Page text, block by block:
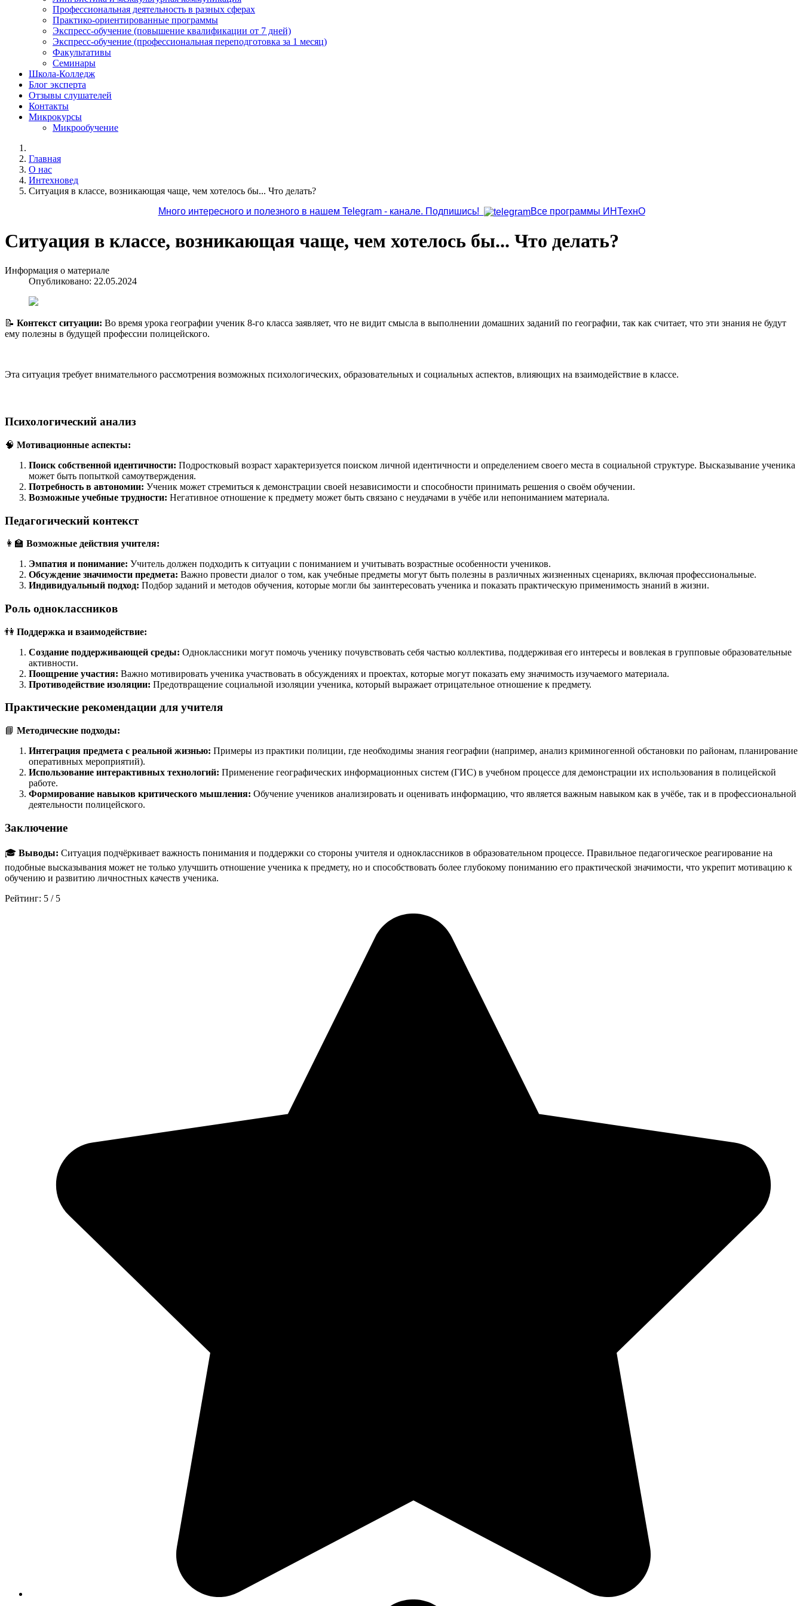
Профессиональная деятельность в разных сферах
Практико-ориентированные программы
Экспресс-обучение (повышение квалификации от 7 дней)
Экспресс-обучение (профессиональная переподготовка за 1 месяц)
Факультативы
Семинары
Школа-Колледж
Блог эксперта
Отзывы слушателей
Контакты
Микрокурсы
Микрообучение
Главная
О нас
Интехновед
Ситуация в классе, возникающая чаще, чем хотелось бы... Что делать?
Много интересного и полезного в нашем Telegram - канале. Подпишись!
Все программы ИНТехнО
Ситуация в классе, возникающая чаще, чем хотелось бы... Что делать?
Информация о материале
Опубликовано: 22.05.2024
📝 Контекст ситуации: Во время урока географии ученик 8-го класса заявляет, что не видит смысла в выполнении домашних заданий по географии, так как считает, что эти знания не будут
ему полезны в будущей профессии полицейского.
Эта ситуация требует внимательного рассмотрения возможных психологических, образовательных и социальных аспектов, влияющих на взаимодействие в классе.
Психологический анализ
🧠 Мотивационные аспекты:
Поиск собственной идентичности: Подростковый возраст характеризуется поиском личной идентичности и определением своего места в социальной структуре. Высказывание ученика
может быть попыткой самоутверждения.
Потребность в автономии: Ученик может стремиться к демонстрации своей независимости и способности принимать решения о своём обучении.
Возможные учебные трудности: Негативное отношение к предмету может быть связано с неудачами в учёбе или непониманием материала.
Педагогический контекст
👩‍🏫 Возможные действия учителя:
Эмпатия и понимание: Учитель должен подходить к ситуации с пониманием и учитывать возрастные особенности учеников.
Обсуждение значимости предмета: Важно провести диалог о том, как учебные предметы могут быть полезны в различных жизненных сценариях, включая профессиональные.
Индивидуальный подход: Подбор заданий и методов обучения, которые могли бы заинтересовать ученика и показать практическую применимость знаний в жизни.
Роль одноклассников
👫 Поддержка и взаимодействие:
Создание поддерживающей среды: Одноклассники могут помочь ученику почувствовать себя частью коллектива, поддерживая его интересы и вовлекая в групповые образовательные
активности.
Поощрение участия: Важно мотивировать ученика участвовать в обсуждениях и проектах, которые могут показать ему значимость изучаемого материала.
Противодействие изоляции: Предотвращение социальной изоляции ученика, который выражает отрицательное отношение к предмету.
Практические рекомендации для учителя
📘 Методические подходы:
Интеграция предмета с реальной жизнью: Примеры из практики полиции, где необходимы знания географии (например, анализ криминогенной обстановки по районам, планирование
оперативных мероприятий).
Использование интерактивных технологий: Применение географических информационных систем (ГИС) в учебном процессе для демонстрации их использования в полицейской
работе.
Формирование навыков критического мышления: Обучение учеников анализировать и оценивать информацию, что является важным навыком как в учёбе, так и в профессиональной
деятельности полицейского.
Заключение
🎓 Выводы: Ситуация подчёркивает важность понимания и поддержки со стороны учителя и одноклассников в образовательном процессе. Правильное педагогическое реагирование на
подобные высказывания может не только улучшить отношение ученика к предмету, но и способствовать более глубокому пониманию его практической значимости, что укрепит мотивацию к
обучению и развитию личностных качеств ученика.
Рейтинг: 5 / 5